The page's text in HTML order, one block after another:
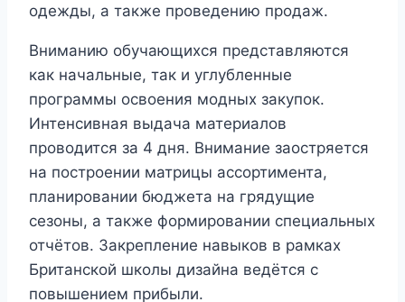
одежды, а также проведению продаж.
Вниманию обучающихся представляются
как начальные, так и углубленные
программы освоения модных закупок.
Интенсивная выдача материалов
проводится за 4 дня. Внимание заостряется
на построении матрицы ассортимента,
планировании бюджета на грядущие
сезоны, а также формировании специальных
отчётов. Закрепление навыков в рамках
Британской школы дизайна ведётся с
повышением прибыли.